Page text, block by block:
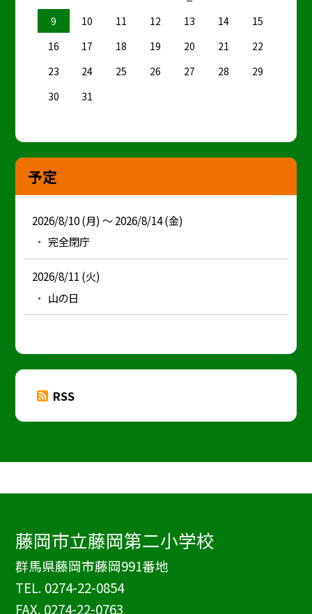
9
10 11 12 13 14
15
16
17 18 19 20 21
22
23
24 25 26 27 28
29
30
31
予定
2026/8/10 (月) ～ 2026/8/14 (金)
完全閉庁
2026/8/11 (火)
山の日
RSS
藤岡市立藤岡第二小学校
群馬県藤岡市藤岡991番地
TEL. 0274-22-0854
FAX. 0274-22-0763